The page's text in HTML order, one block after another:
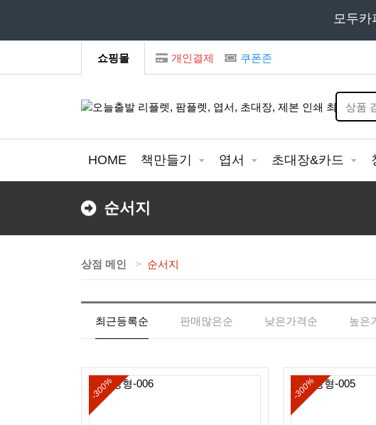
모든 문의는
모두카
쇼핑몰 개인결제 쿠폰존
HOME 책만들기 엽서 초대장&카드
순서지
상점 메인 순서지
최근등록순 판매많은순 낮은가격순 높은
-300% -300%